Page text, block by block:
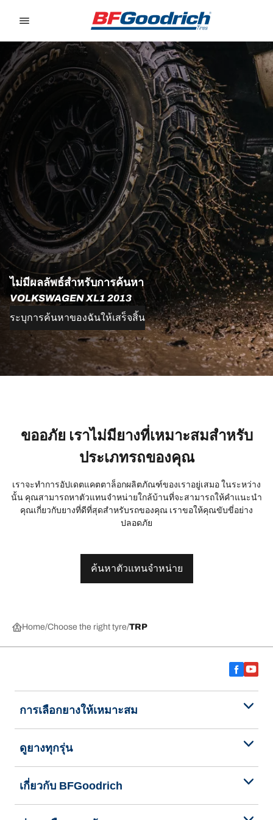
ไม่มีผลลัพธ์สำหรับการค้นหา
VOLKSWAGEN XL1 2013
ระบุการค้นหาของฉันให้เสร็จสิ้น
ขออภัย เราไม่มียางที่เหมาะสมสำหรับ
ประเภทรถของคุณ
เราจะทำการอัปเดตแคตตาล็อกผลิตภัณฑ์ของเราอยู่เสมอ ในระหว่าง
นั้น คุณสามารถหาตัวแทนจำหน่ายใกล้บ้านที่จะสามารถให้คำแนะนำ
คุณเกี่ยวกับยางที่ดีที่สุดสำหรับรถของคุณ เราขอให้คุณขับขี่อย่าง
ปลอดภัย
ค้นหาตัวแทนจำหน่าย
Home Choose the right tyre TRP
การเลือกยางให้เหมาะสม
ดูยางทุกรุ่น
เกี่ยวกับ BFGoodrich